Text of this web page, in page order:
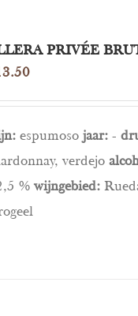
PRIVÉE
espumosojaar: -
verdejo
%wijngebied: